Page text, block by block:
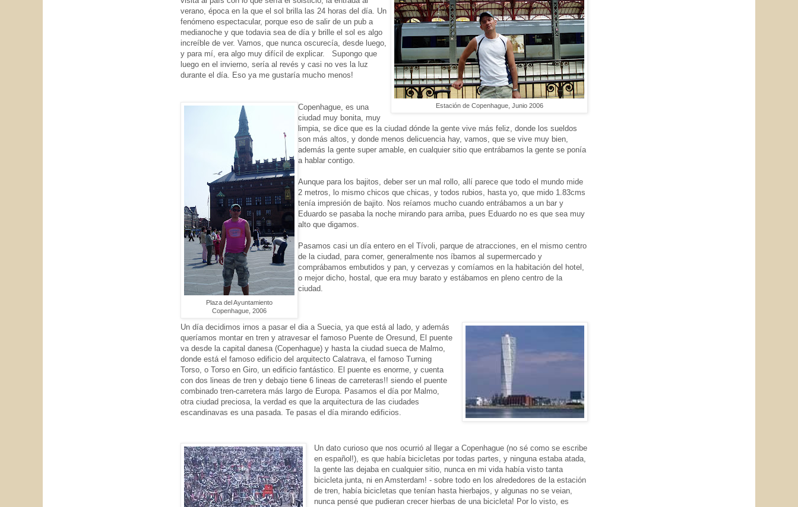
Estación de Copenhague, Junio 2006
verano, época en la que el sol brilla las 24 horas del día. Un
fenómeno espectacular, porque eso de salir de un pub a
medianoche y que todavia sea de día y brille el sol es algo
increíble de ver. Vamos, que nunca oscurecía, desde luego,
y para mí, era algo muy difícil de explicar. Supongo que
luego en el invierno, sería al revés y casi no ves la luz
durante el día. Eso ya me gustaría mucho menos!
Plaza del Ayuntamiento
Copenhague, 2006
Copenhague, es una
ciudad muy bonita, muy
limpia, se dice que es la ciudad dónde la gente vive más feliz, donde los sueldos
son más altos, y donde menos delicuencia hay, vamos, que se vive muy bien,
además la gente super amable, en cualquier sitio que entrábamos la gente se ponía
a hablar contigo.
Aunque para los bajitos, deber ser un mal rollo, allí parece que todo el mundo mide
2 metros, lo mismo chicos que chicas, y todos rubios, hasta yo, que mido 1.83cms
tenía impresión de bajito. Nos reíamos mucho cuando entrábamos a un bar y
Eduardo se pasaba la noche mirando para arriba, pues Eduardo no es que sea muy
alto que digamos.
Pasamos casi un día entero en el Tívoli, parque de atracciones, en el mismo centro
de la ciudad, para comer, generalmente nos íbamos al supermercado y
comprábamos embutidos y pan, y cervezas y comíamos en la habitación del hotel,
o mejor dicho, hostal, que era muy barato y estábamos en pleno centro de la
ciudad.
Un día decidimos irnos a pasar el dia a Suecia, ya que está al lado, y además
queríamos montar en tren y atravesar el famoso Puente de Oresund, El puente
va desde la capital danesa (Copenhague) y hasta la ciudad sueca de Malmo,
donde está el famoso edificio del arquitecto Calatrava, el famoso Turning
Torso, o Torso en Giro, un edificio fantástico. El puente es enorme, y cuenta
con dos lineas de tren y debajo tiene 6 lineas de carreteras!! siendo el puente
combinado tren-carretera más largo de Europa. Pasamos el día por Malmo,
otra ciudad preciosa, la verdad es que la arquitectura de las ciudades
escandinavas es una pasada. Te pasas el día mirando edificios.
Un dato curioso que nos ocurrió al llegar a Copenhague (no sé como se escribe
en español!), es que había bicicletas por todas partes, y ninguna estaba atada,
la gente las dejaba en cualquier sitio, nunca en mi vida había visto tanta
bicicleta junta, ni en Amsterdam! - sobre todo en los alrededores de la estación
de tren, había bicicletas que tenían hasta hierbajos, y algunas no se veian,
nunca pensé que pudieran crecer hierbas de una bicicleta! Por lo visto, es